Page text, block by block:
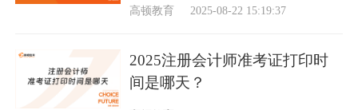
高顿教育 2025-08-22 15:19:37
2025注册会计师准考证打印时
间是哪天？